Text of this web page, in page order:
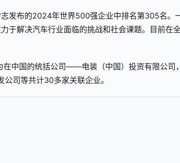
发布的2024年世界500强企业中排名第305名。
于解决汽车行业面临的挑战和社会课题。目前在
在中国的统括公司——电装（中国）投资有限公司
司等共计30多家关联企业。